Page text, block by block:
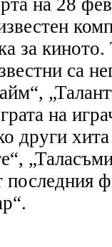
на 28
за
са
на
други
последния